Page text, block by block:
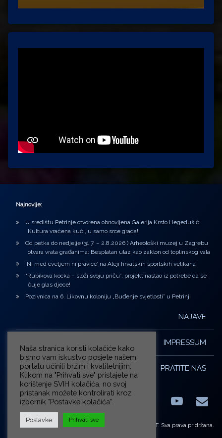
Najnovije:
U središtu Petrinje otvorena obnovljena Galerija Krsto Hegedušić:
Kultura vraćena kući, u samo srce grada!
Od petka do nedjelje (31.7. – 2.8.2026.) Arheološki muzej u Zagrebu
otvara vrata građanima: Besplatan ulaz kao zaklon od toplinskog vala
‘Ni med cvetjem ni pravice’ na Aleji hrvatskih sportskih velikana
“Rubikova kocka – složi svoju priču”, projekt nastao iz potrebe da se
čuje glas djece!
Pozivnica na 6. Likovnu koloniju „Buđenje svjetlosti” u Petrinji
NAJAVE
IMPRESSUM
PRATITE NAS
FacebookLinkedIn E-
© ZG-KULT. Sva prava pridržana.
Naša stranica koristi kolačiće kako
bismo vam iskustvo posjete našem
portalu učinili bržim i kvalitetnijim.
Klikom na "Prihvati sve" pristajete na
korištenje SVIH kolačića, no svoj
pristanak možete kontrolirati kroz
izbornik "Postavke kolačića".
Postavke Prihvati sve